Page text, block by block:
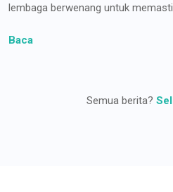
lembaga berwenang untuk
Baca
Semua berita?